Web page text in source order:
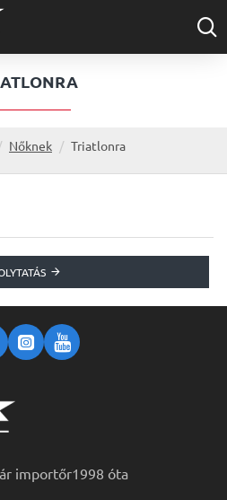
Nőknek Triatlonra
importőr1998 óta